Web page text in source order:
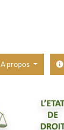
A propos